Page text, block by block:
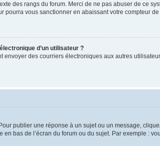
des rangs du forum. Merci de ne pas abuser de ce
pourra vous sanctionner en abaissant votre compteur
d’un utilisateur ?
des courriers électroniques aux autres
publier une réponse à un sujet ou un message,
bas de l’écran du forum ou du sujet. Par exemple :